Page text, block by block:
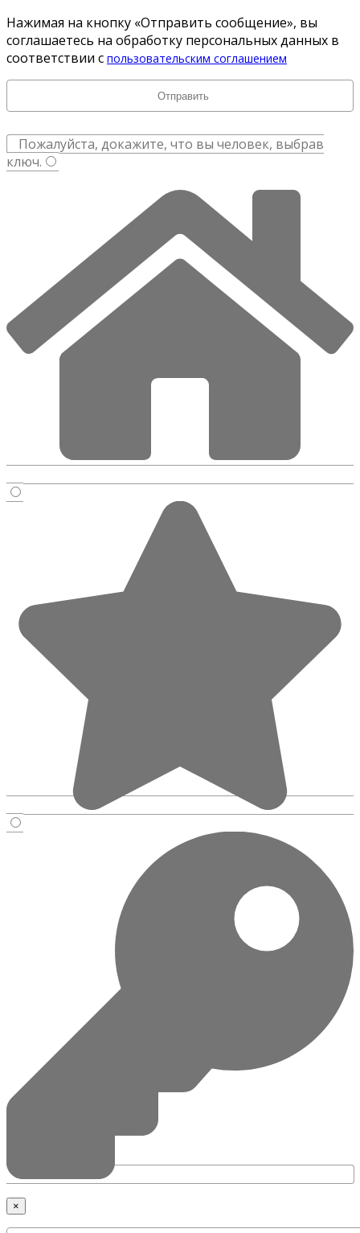
Нажимая на кнопку «Отправить сообщение», вы
соглашаетесь на обработку персональных данных в
соответствии с пользовательским соглашением
Пожалуйста, докажите, что вы человек, выбрав
ключ.
×